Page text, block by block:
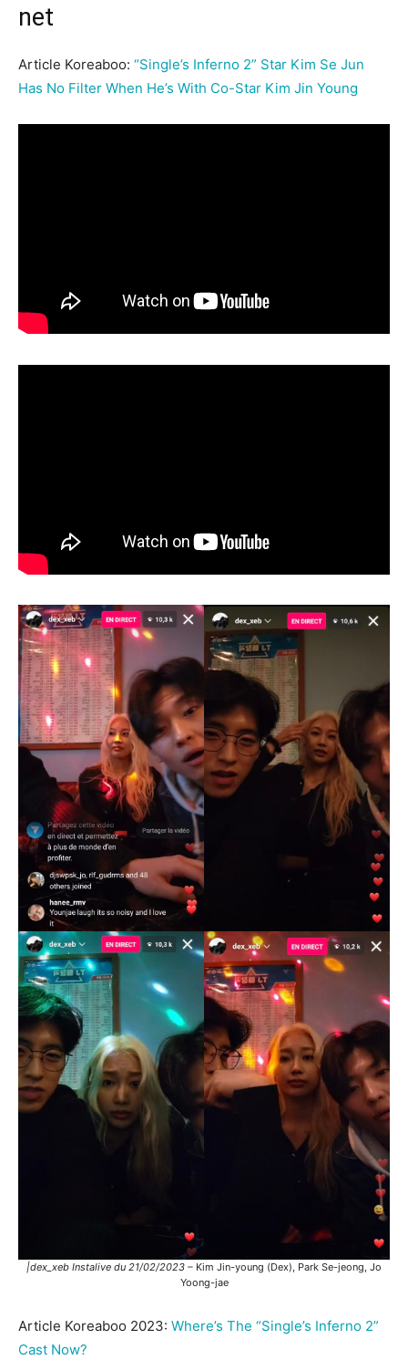
net
Article Koreaboo: “Single’s Inferno 2” Star Kim Se Jun
Has No Filter When He’s With Co-Star Kim Jin Young
|dex_xeb Instalive du 21/02/2023 – Kim Jin-young (Dex), Park Se-jeong, Jo
Yoong-jae
Article Koreaboo 2023: Where’s The “Single’s Inferno 2”
Cast Now?